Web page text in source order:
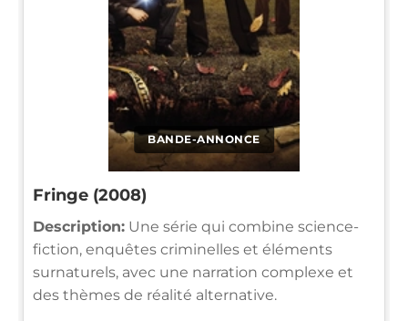
BANDE-ANNONCE
Fringe (2008)
Description: Une série qui combine science-
fiction, enquêtes criminelles et éléments
surnaturels, avec une narration complexe et
des thèmes de réalité alternative.